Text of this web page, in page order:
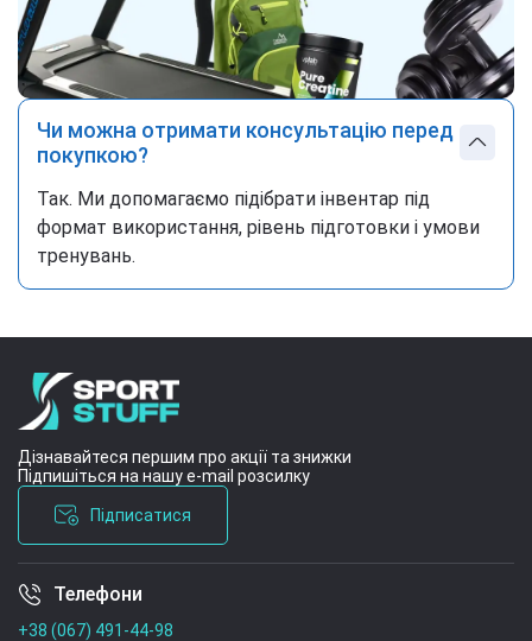
Чи можна отримати консультацію перед
покупкою?
Так. Ми допомагаємо підібрати інвентар під
формат використання, рівень підготовки і умови
тренувань.
Дізнавайтеся першим про акції та знижки
Підпишіться на нашу e-mail розсилку
Підписатися
Умови угоди
Телефони
+38 (067) 491-44-98